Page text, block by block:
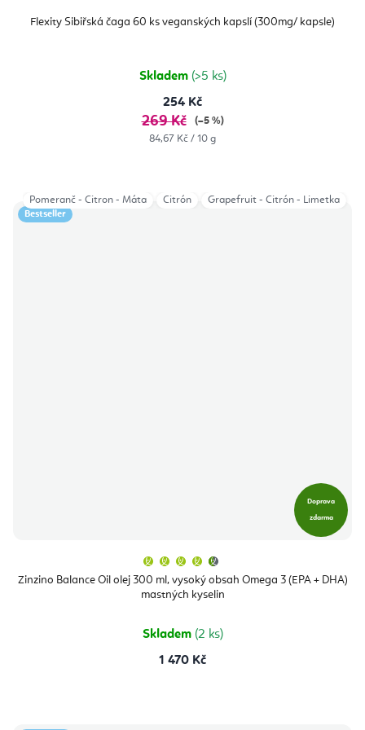
Flexity Sibiřská čaga 60 ks veganských kapslí (300mg/ kapsle)
Skladem (>5 ks)
254 Kč
269 Kč
(–5 %)
Měrná
84,67 Kč / 10 g
Bestseller
Doprava
zdarma
Zinzino Balance Oil olej 300 ml, vysoký obsah Omega 3 (EPA + DHA)
mastných kyselin
produktu
je
4,9
hvězdiček.
Skladem (2 ks)
1 470 Kč
Pomeranč - Citron - Máta Citrón Grapefruit - Citrón - Limetka